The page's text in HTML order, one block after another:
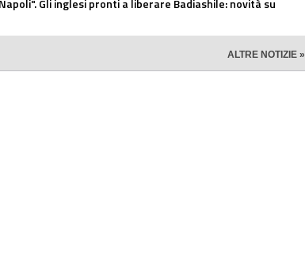
Gli inglesi pronti a liberare Badiashile: novità su
ALTRE NOTIZIE »